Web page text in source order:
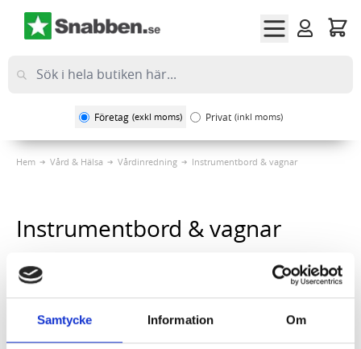
Samtycke Information Om
Företag (exkl moms) Privat (inkl moms)
Hem Vård & Hälsa Vårdinredning Instrumentbord & vagnar
Instrumentbord & vagnar
1Artikel